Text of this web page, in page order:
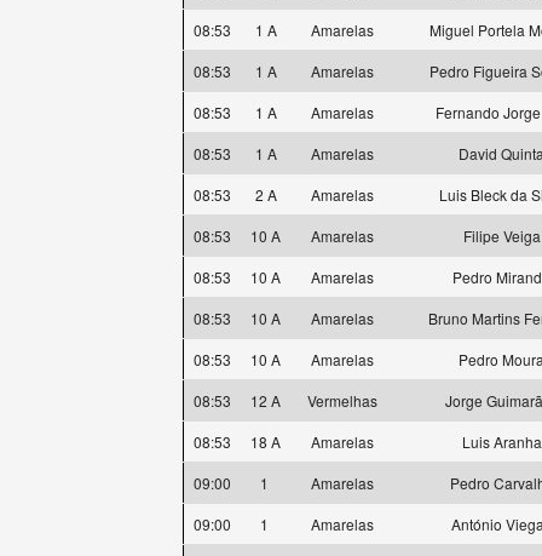
08:53
1 A Amarelas
Miguel Portela
08:53
1 A Amarelas
Pedro Figueira
08:53
1 A Amarelas
Fernando
08:53
1 A Amarelas
David
08:53
2 A Amarelas
Luis Bleck da
08:53
10 A Amarelas
Filipe Veiga
08:53
10 A Amarelas
Pedro
08:53
10 A Amarelas
Bruno Martins
08:53
10 A Amarelas
Pedro
08:53
12 A Vermelhas
Jorge
08:53
18 A Amarelas
Luis Aranha
09:00
1 Amarelas
Pedro
09:00
1 Amarelas
António